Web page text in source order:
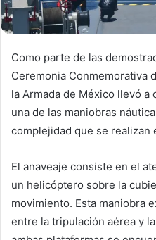
Como parte de las
Ceremonia Conmemorativa
la Armada de México llevó a
una de las maniobras
complejidad que se realizan
El anaveaje consiste en el
un helicóptero sobre la
movimiento. Esta maniobra
entre la tripulación aérea y